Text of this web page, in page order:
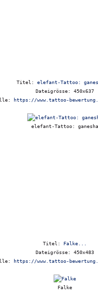
Titel: elefant-Tattoo:
Dateigrösse: 450x637
https://www.tattoo-
elefant-Tattoo: ganesha
Titel: Falke...
Dateigrösse: 450x483
https://www.tattoo-
Falke